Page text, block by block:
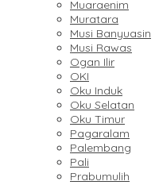
Muaraenim
Muratara
Musi Banyuasin
Musi Rawas
Ogan Ilir
OKI
Oku Induk
Oku Selatan
Oku Timur
Pagaralam
Palembang
Pali
Prabumulih